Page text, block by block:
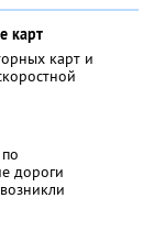
карт
карт и
дороги